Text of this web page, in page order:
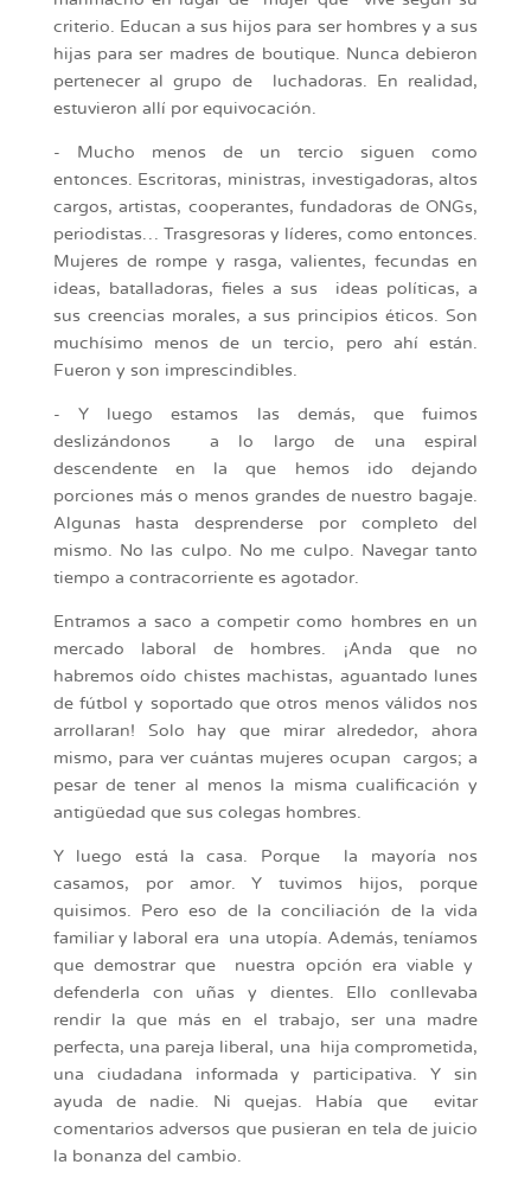
criterio. Educan a sus hijos para ser hombres y a sus
hijas para ser madres de boutique. Nunca debieron
pertenecer al grupo de luchadoras. En realidad,
estuvieron allí por equivocación.
- Mucho menos de un tercio siguen como
entonces. Escritoras, ministras, investigadoras, altos
cargos, artistas, cooperantes, fundadoras de ONGs,
periodistas… Trasgresoras y líderes, como entonces.
Mujeres de rompe y rasga, valientes, fecundas en
ideas, batalladoras, fieles a sus ideas políticas, a
sus creencias morales, a sus principios éticos. Son
muchísimo menos de un tercio, pero ahí están.
Fueron y son imprescindibles.
- Y luego estamos las demás, que fuimos
deslizándonos a lo largo de una espiral
descendente en la que hemos ido dejando
porciones más o menos grandes de nuestro bagaje.
Algunas hasta desprenderse por completo del
mismo. No las culpo. No me culpo. Navegar tanto
tiempo a contracorriente es agotador.
Entramos a saco a competir como hombres en un
mercado laboral de hombres. ¡Anda que no
habremos oído chistes machistas, aguantado lunes
de fútbol y soportado que otros menos válidos nos
arrollaran! Solo hay que mirar alrededor, ahora
mismo, para ver cuántas mujeres ocupan cargos; a
pesar de tener al menos la misma cualificación y
antigüedad que sus colegas hombres.
Y luego está la casa. Porque la mayoría nos
casamos, por amor. Y tuvimos hijos, porque
quisimos. Pero eso de la conciliación de la vida
familiar y laboral era una utopía. Además, teníamos
que demostrar que nuestra opción era viable y
defenderla con uñas y dientes. Ello conllevaba
rendir la que más en el trabajo, ser una madre
perfecta, una pareja liberal, una hija comprometida,
una ciudadana informada y participativa. Y sin
ayuda de nadie. Ni quejas. Había que evitar
comentarios adversos que pusieran en tela de juicio
la bonanza del cambio.